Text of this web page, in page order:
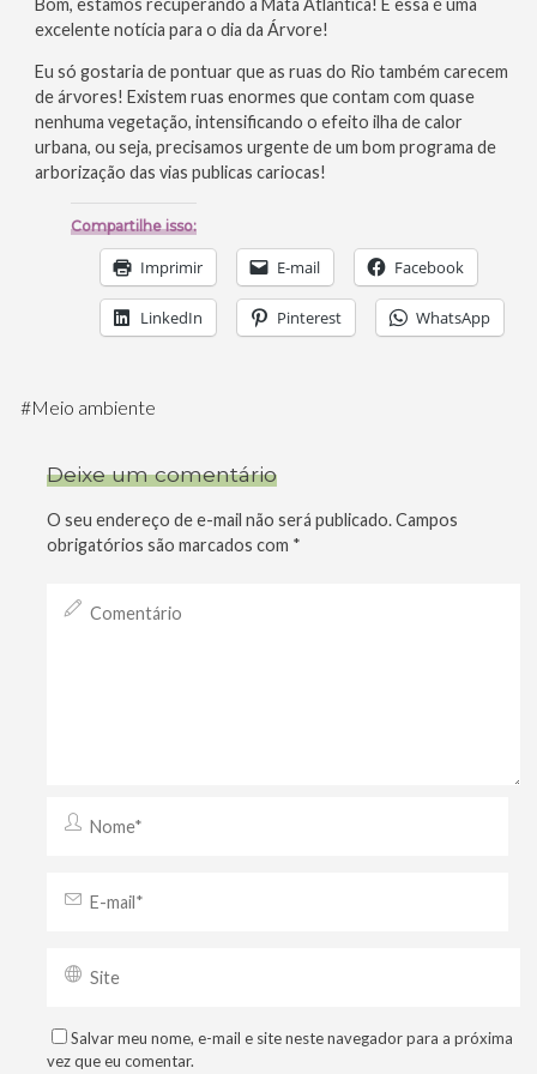
excelente notícia para o dia da Árvore!
Eu só gostaria de pontuar que as ruas do Rio também carecem
de árvores! Existem ruas enormes que contam com quase
nenhuma vegetação, intensificando o efeito ilha de calor
urbana, ou seja, precisamos urgente de um bom programa de
arborização das vias publicas cariocas!
Compartilhe isso:
Imprimir E-mail Facebook
LinkedIn Pinterest WhatsApp
#Meio ambiente
Deixe um comentário
O seu endereço de e-mail não será publicado.Campos
obrigatórios são marcados com *
Salvar meu nome, e-mail e site neste navegador para a próxima
vez que eu comentar.